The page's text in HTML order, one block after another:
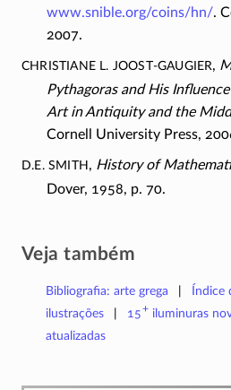
www.snible.org/coins/hn/.
2007.
Christiane L. Joost-Gaugier,
Pythagoras and His
Art in Antiquity and the
Cornell University Press,
D.E. Smith, History of
Dover, 1958, p. 70.
Veja também
Bibliografia: arte grega
Índice
ilustrações
15+ iluminuras
atualizadas